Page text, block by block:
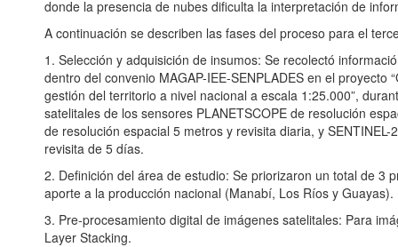
donde la presencia de nubes dificulta la interpretación de
A continuación se describen las fases del proceso para el
1. Selección y adquisición de insumos: Se recolectó
dentro del convenio MAGAP-IEE-SENPLADES en el proyecto
gestión del territorio a nivel nacional a escala 1:25.000”,
satelitales de los sensores PLANETSCOPE de resolución
de resolución espacial 5 metros y revisita diaria, y
revisita de 5 días.
2. Definición del área de estudio: Se priorizaron un total de 3
aporte a la producción nacional (Manabí, Los Ríos y Guayas).
3. Pre-procesamiento digital de imágenes satelitales: Para
Layer Stacking.